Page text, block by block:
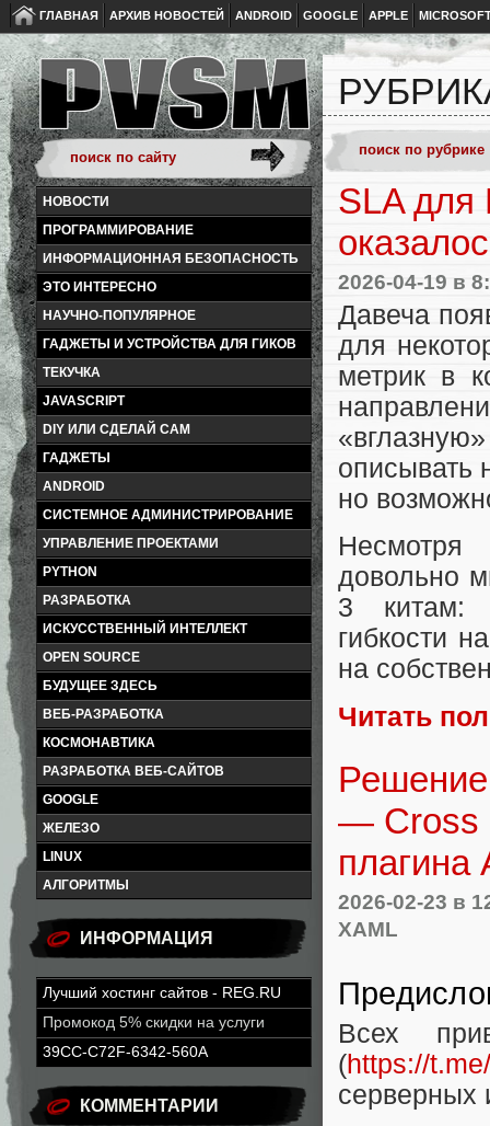
ГЛАВНАЯ АРХИВ НОВОСТЕЙ ANDROID GOOGLE APPLE
НОВОСТИ
ПРОГРАММИРОВАНИЕ
ИНФОРМАЦИОННАЯ БЕЗОПАСНОСТЬ
ЭТО ИНТЕРЕСНО
НАУЧНО-ПОПУЛЯРНОЕ
ГАДЖЕТЫ И УСТРОЙСТВА ДЛЯ ГИКОВ
ТЕКУЧКА
JAVASCRIPT
DIY ИЛИ СДЕЛАЙ САМ
ГАДЖЕТЫ
ANDROID
СИСТЕМНОЕ АДМИНИСТРИРОВАНИЕ
УПРАВЛЕНИЕ ПРОЕКТАМИ
PYTHON
РАЗРАБОТКА
ИСКУССТВЕННЫЙ ИНТЕЛЛЕКТ
OPEN SOURCE
БУДУЩЕЕ ЗДЕСЬ
ВЕБ-РАЗРАБОТКА
КОСМОНАВТИКА
РАЗРАБОТКА ВЕБ-САЙТОВ
GOOGLE
ЖЕЛЕЗО
LINUX
АЛГОРИТМЫ
ИНФОРМАЦИЯ
Лучший хостинг сайтов - REG.RU
Промокод 5% скидки на услуги
39CC-C72F-6342-560A
КОММЕНТАРИИ
SLA для
2026-04-19 в
Давеча
для
метрик в
описывать
но
довольно
3 китам:
гибкости
на
Читать
Решение
— Cross
плагина
2026-02-23 в
XAML
Всех
(https://
серверных